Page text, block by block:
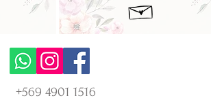
+569 4901 1516